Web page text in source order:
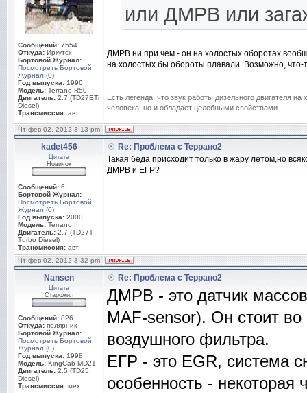
Сообщений: 7554
Откуда: Иркутск
Бортовой Журнал:
Посмотреть Бортовой
Журнал (0)
Год выпуска: 1996
Модель: Terrano R50
Двигатель: 2.7 (TD27ETi
Diesel)
Трансмиссия: авт.
или ДМРВ или
ДМРВ ни при чем - он на холостых оборотах
на холостых бы обороты плавали. Возможно, что-
Есть легенда, что звук работы дизельного двигателя
человека, но и обладает целебными свойствами.
Чт фев 02, 2012 3:13 pm
kadet456
Цитата
Новичок
Сообщений: 6
Бортовой Журнал:
Посмотреть Бортовой
Журнал (0)
Год выпуска: 2000
Модель: Terrano II
Двигатель: 2.7 (TD27T
Turbo Diesel)
Трансмиссия: авт.
Re: Проблема с Террано2
Такая беда присходит только в жару летом,но
ДМРВ и ЕГР?
Чт фев 02, 2012 3:32 pm
Nansen
Цитата
Старожил
Сообщений: 826
Откуда: полярник
Бортовой Журнал:
Посмотреть Бортовой
Журнал (0)
Год выпуска: 1998
Модель: KingCab MD21
Двигатель: 2.5 (TD25
Diesel)
Трансмиссия: мех.
Re: Проблема с Террано2
ДМРВ - это датчик
MAF-sensor). Он стоит
воздушного фильтра.
ЕГР - это EGR, система
особенность - некоторая